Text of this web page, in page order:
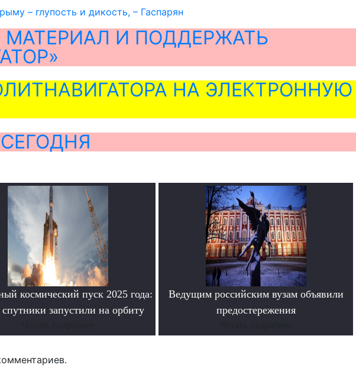
– глупость и дикость, – Гаспарян
И ПОДДЕРЖАТЬ
НА ЭЛЕКТРОННУЮ
космический пуск 2025 года:
запустили на орбиту
Ведущим российским вузам объявили
предостережения